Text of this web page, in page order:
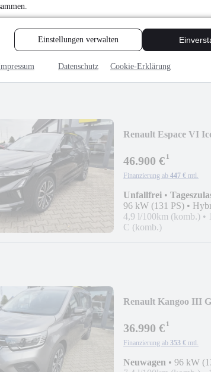
Einstellungen verwalten
Datenschutz Cookie-Erklärung
47.590 €
Finanzierung ab 454 € mtl.
Unfallfrei•
Renault Espace VI
46.900 €¹
Finanzierung ab 447 € mtl.
Unfallfrei •
96 kW (131 PS) •
4,9 l/100km (komb.) •
C (komb.)
Renault Kangoo III
36.990 €¹
Finanzierung ab 353 € mtl.
Neuwagen • 96 kW